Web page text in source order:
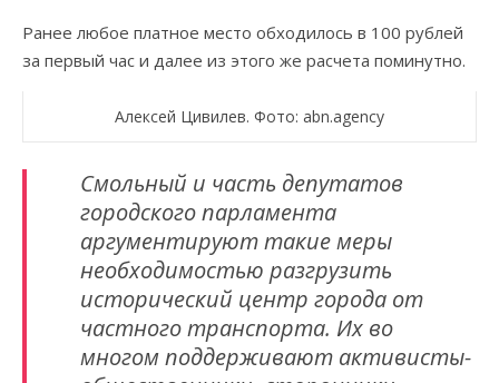
Ранее любое платное место обходилось в 100 рублей
за первый час и далее из этого же расчета поминутно.
Алексей Цивилев. Фото: abn.agency
Смольный и часть депутатов
городского парламента
аргументируют такие меры
необходимостью разгрузить
исторический центр города от
частного транспорта. Их во
многом поддерживают активисты-